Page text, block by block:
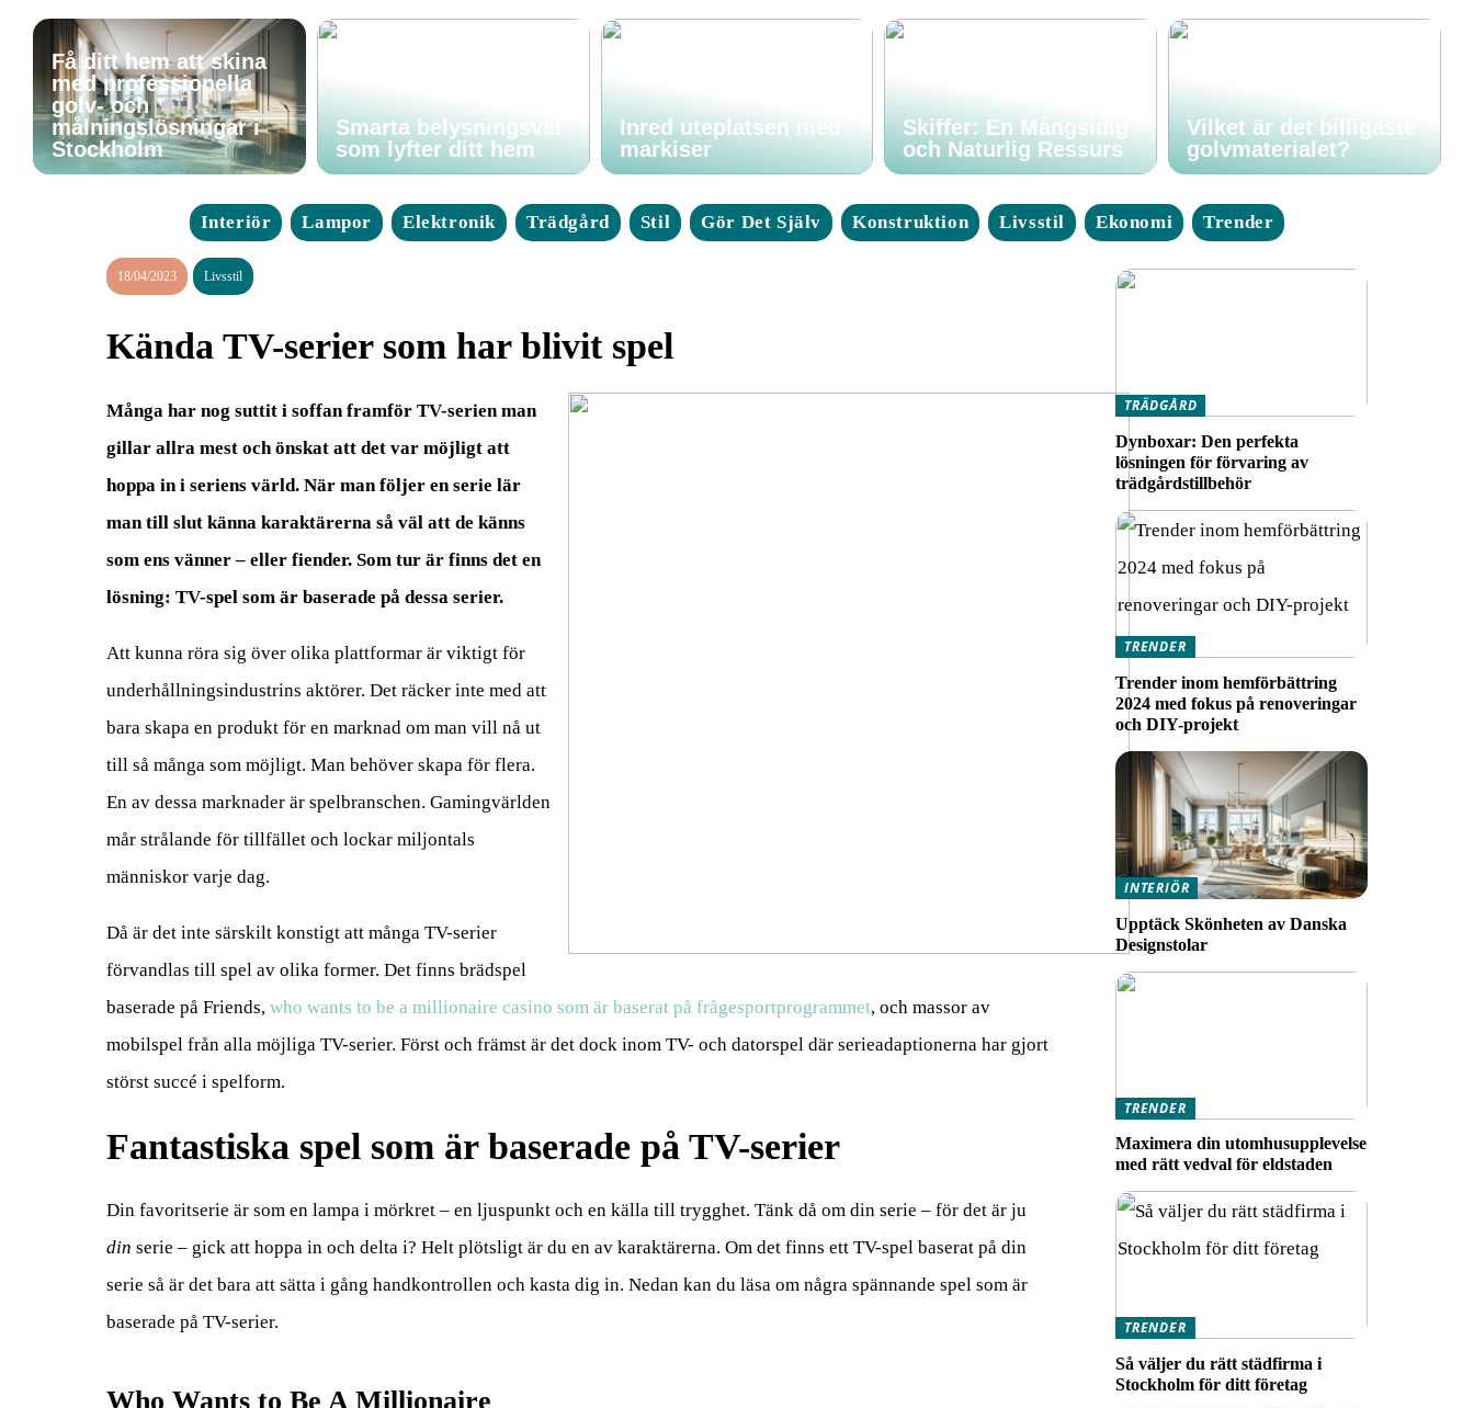
Få ditt hem att skina
med professionella
golv- och
målningslösningar i
Stockholm
Smarta belysningsval
som lyfter ditt hem
Inred uteplatsen med
markiser
Skiffer: En Mångsidig
och Naturlig Ressurs
Vilket är det billigaste
golvmaterialet?
Interiör Lampor Elektronik Trädgård Stil Gör Det Själv Konstruktion Livsstil Ekonomi Trender
18/04/2023 Livsstil
Kända TV-serier som har blivit spel
Många har nog suttit i soffan framför TV-serien man
gillar allra mest och önskat att det var möjligt att
hoppa in i seriens värld. När man följer en serie lär
man till slut känna karaktärerna så väl att de känns
som ens vänner – eller fiender. Som tur är finns det en
lösning: TV-spel som är baserade på dessa serier.
Att kunna röra sig över olika plattformar är viktigt för
underhållningsindustrins aktörer. Det räcker inte med att
bara skapa en produkt för en marknad om man vill nå ut
till så många som möjligt. Man behöver skapa för flera.
En av dessa marknader är spelbranschen. Gamingvärlden
mår strålande för tillfället och lockar miljontals
människor varje dag.
Då är det inte särskilt konstigt att många TV-serier
förvandlas till spel av olika former. Det finns brädspel
baserade på Friends, who wants to be a millionaire casino som är baserat på frågesportprogrammet, och massor av
mobilspel från alla möjliga TV-serier. Först och främst är det dock inom TV- och datorspel där serieadaptionerna har gjort
störst succé i spelform.
Fantastiska spel som är baserade på TV-serier
Din favoritserie är som en lampa i mörkret – en ljuspunkt och en källa till trygghet. Tänk då om din serie – för det är ju
din serie – gick att hoppa in och delta i? Helt plötsligt är du en av karaktärerna. Om det finns ett TV-spel baserat på din
serie så är det bara att sätta i gång handkontrollen och kasta dig in. Nedan kan du läsa om några spännande spel som är
baserade på TV-serier.
Who Wants to Be A Millionaire
TRÄDGÅRD
Dynboxar: Den perfekta
lösningen för förvaring av
trädgårdstillbehör
TRENDER
Trender inom hemförbättring
2024 med fokus på renoveringar
och DIY-projekt
INTERIÖR
Upptäck Skönheten av Danska
Designstolar
TRENDER
Maximera din utomhusupplevelse
med rätt vedval för eldstaden
TRENDER
Så väljer du rätt städfirma i
Stockholm för ditt företag